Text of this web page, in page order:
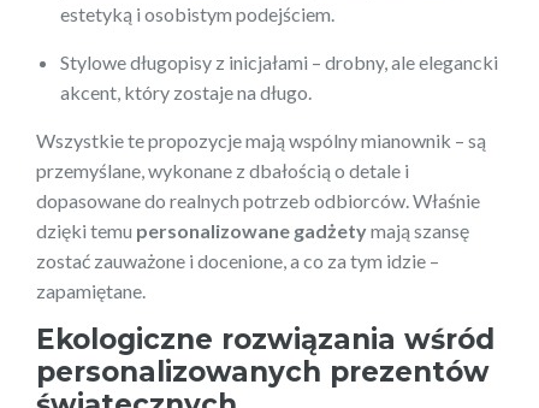
estetyką i osobistym podejściem.
Stylowe długopisy z inicjałami – drobny, ale elegancki
akcent, który zostaje na długo.
Wszystkie te propozycje mają wspólny mianownik – są
przemyślane, wykonane z dbałością o detale i
dopasowane do realnych potrzeb odbiorców. Właśnie
dzięki temu personalizowane gadżetymają szansę
zostać zauważone i docenione, a co za tym idzie –
zapamiętane.
Ekologiczne rozwiązania wśród
personalizowanych prezentów